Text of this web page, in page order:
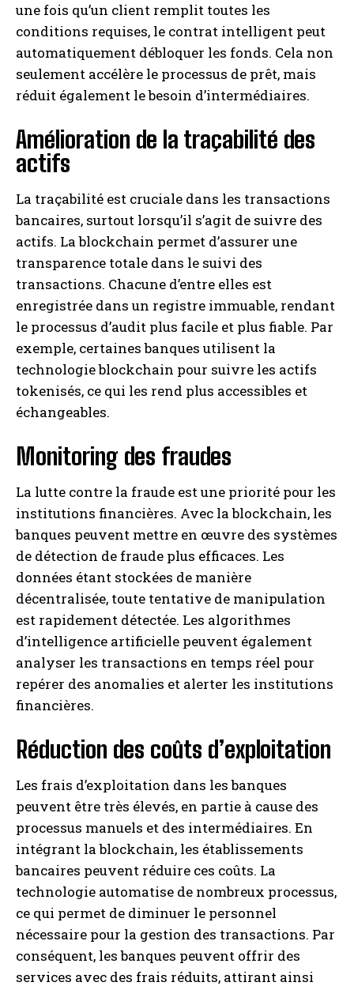
une fois qu’un client remplit toutes les
conditions requises, le contrat intelligent peut
automatiquement débloquer les fonds. Cela non
seulement accélère le processus de prêt, mais
réduit également le besoin d’intermédiaires.
Amélioration de la traçabilité des
actifs
La traçabilité est cruciale dans les transactions
bancaires, surtout lorsqu’il s’agit de suivre des
actifs. La blockchain permet d’assurer une
transparence totale dans le suivi des
transactions. Chacune d’entre elles est
enregistrée dans un registre immuable, rendant
le processus d’audit plus facile et plus fiable. Par
exemple, certaines banques utilisent la
technologie blockchain pour suivre les actifs
tokenisés, ce qui les rend plus accessibles et
échangeables.
Monitoring des fraudes
La lutte contre la fraude est une priorité pour les
institutions financières. Avec la blockchain, les
banques peuvent mettre en œuvre des systèmes
de détection de fraude plus efficaces. Les
données étant stockées de manière
décentralisée, toute tentative de manipulation
est rapidement détectée. Les algorithmes
d’intelligence artificielle peuvent également
analyser les transactions en temps réel pour
repérer des anomalies et alerter les institutions
financières.
Réduction des coûts d’exploitation
Les frais d’exploitation dans les banques
peuvent être très élevés, en partie à cause des
processus manuels et des intermédiaires. En
intégrant la blockchain, les établissements
bancaires peuvent réduire ces coûts. La
technologie automatise de nombreux processus,
ce qui permet de diminuer le personnel
nécessaire pour la gestion des transactions. Par
conséquent, les banques peuvent offrir des
services avec des frais réduits, attirant ainsi